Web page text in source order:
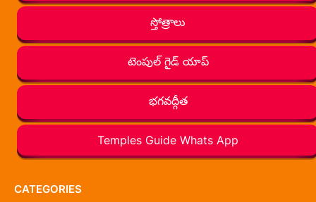
స్తోత్రాలు
టెంపుల్ గైడ్ యాప్
భగవద్గీత
Temples Guide Whats App
CATEGORIES